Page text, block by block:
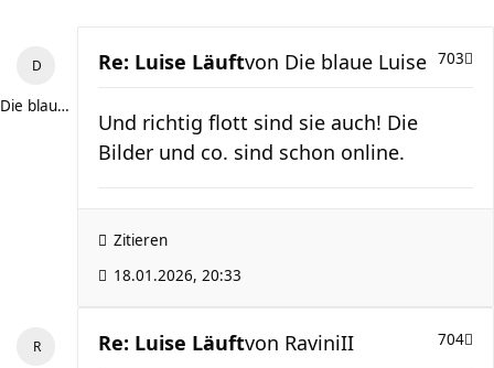
Die blaue Luise
Re: Luise Läuft 703
von Die blaue Luise
Und richtig flott sind sie auch! Die
Bilder und co. sind schon online.
Zitieren
18.01.2026, 20:33
Re: Luise Läuft 704
von RaviniII